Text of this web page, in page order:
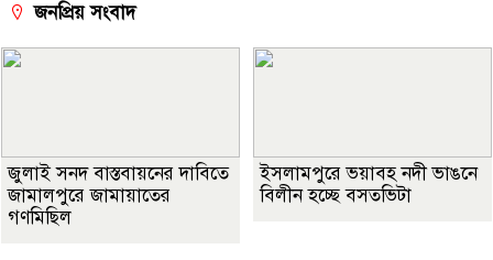
জনপ্রিয় সংবাদ
জুলাই সনদ বাস্তবায়নের দাবিতে
জামালপুরে জামায়াতের
গণমিছিল
ইসলামপুরে ভয়াবহ নদী ভাঙনে
বিলীন হচ্ছে বসতভিটা